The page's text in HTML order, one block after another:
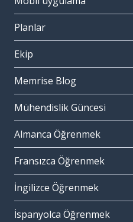
Planlar
Ekip
Memrise Blog
Mühendislik Güncesi
Almanca Öğrenmek
Fransızca Öğrenmek
İngilizce Öğrenmek
İspanyolca Öğrenmek